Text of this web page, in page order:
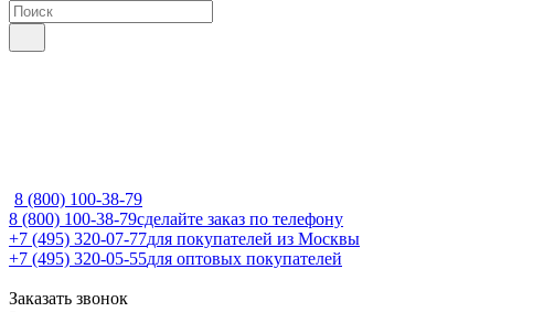
8 (800) 100-38-79
8 (800) 100-38-79сделайте заказ по телефону
+7 (495) 320-07-77для покупателей из Москвы
+7 (495) 320-05-55для оптовых покупателей
Заказать звонок